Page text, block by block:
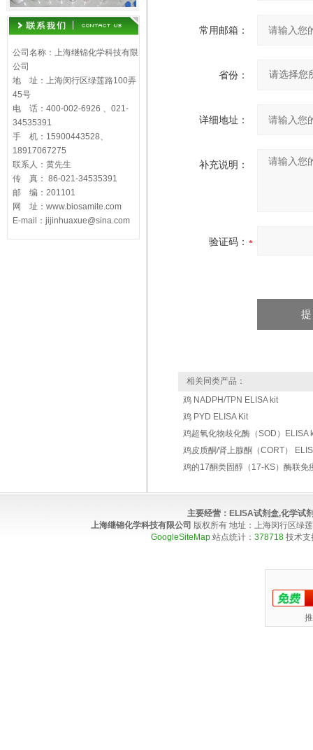
公司名称：上海继锦化学科技有限
公司
地 址：上海闵行区绿莲路100弄
45号
电 话：400-002-6926 、021-
34535391
手 机：15900443528、
18917067275
联系人：黄先生
传 真： 86-021-34535391
邮 编：201101
网 址：www.biosamite.com
E-mail：jijinhuaxue@sina.com
常用邮箱：
省份：
详细地址：
补充说明：
验证码：
相关同类产品：
鸡 NADPH/TPN ELISA kit
鸡 PYD ELISA Kit
鸡超氧化物歧化酶（SOD）ELISA
鸡皮质酮/肾上腺酮（CORT）
鸡的17酮类固醇（17-KS）酶联免
主要经营： ELISA试剂盒,化学试
上海继锦化学科技有限公司 版权所有 地址：上海闵行区绿
GoogleSiteMap 站点统计： 378718 技术支